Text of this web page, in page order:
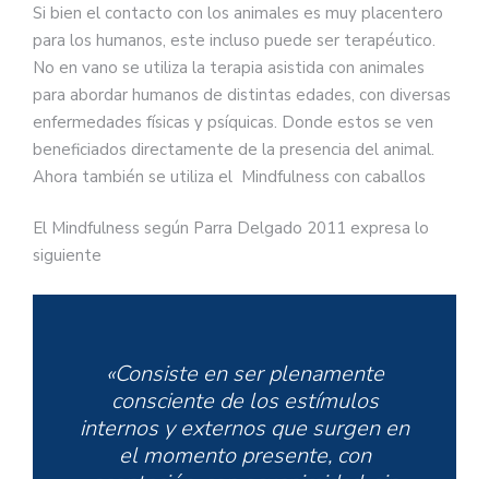
Si bien el contacto con los animales es muy placentero
para los humanos, este incluso puede ser terapéutico.
No en vano se utiliza la terapia asistida con animales
para abordar humanos de distintas edades, con diversas
enfermedades físicas y psíquicas. Donde estos se ven
beneficiados directamente de la presencia del animal.
Ahora también se utiliza el Mindfulness con caballos
El Mindfulness según Parra Delgado 2011 expresa lo
siguiente
«Consiste en ser plenamente
consciente de los estímulos
internos y externos que surgen en
el momento presente, con